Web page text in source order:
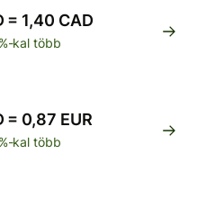
= 1,40 CAD
kal több
= 0,87 EUR
kal több